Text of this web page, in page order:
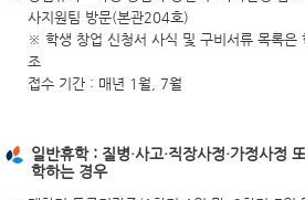
사지원팀 방문(본관204호)
※ 학생 창업 신청서 사식 및 구비서류 목록은
조
접수 기간 : 매
일반휴학 : 질병·사고·직장사정·가정사정
학하는 경우